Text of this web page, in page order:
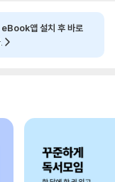
앱 설치 후 바로